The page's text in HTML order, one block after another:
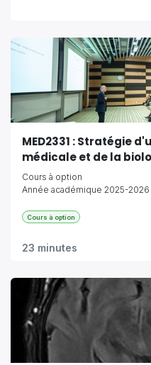
MED2331 : Stratégie
médicale et de la
Cours à option
Année académique 2025-2026
Cours à option
23 minutes